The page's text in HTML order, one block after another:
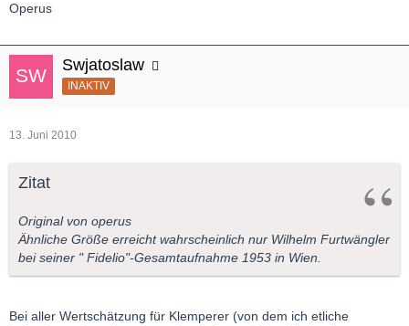
Operus
Swjatoslaw
INAKTIV
13. Juni 2010
Zitat
Original von operus
Ähnliche Größe erreicht wahrscheinlich nur Wilhelm Furtwängler
bei seiner " Fidelio"-Gesamtaufnahme 1953 in Wien.
Bei aller Wertschätzung für Klemperer (von dem ich etliche